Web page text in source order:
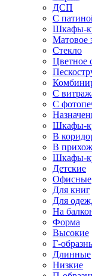
ДСП
С
Шкафы-
Матовое
Стекло
Цветное
С
С
Шкафы-
В
В
Шкафы-
Детские
Офисные
Для книг
Для
На
Форма
Высокие
Г-
Длинные
Низкие